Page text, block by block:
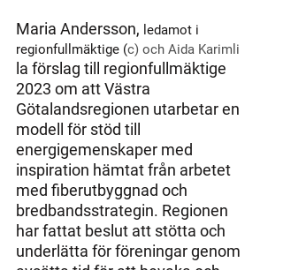
Maria Andersson, ledamot i
regionfullmäktige (c) och Aida Karimli
la förslag till regionfullmäktige
2023 om att Västra
Götalandsregionen utarbetar en
modell för stöd till
energigemenskaper med
inspiration hämtat från arbetet
med fiberutbyggnad och
bredbandsstrategin. Regionen
har fattat beslut att stötta och
underlätta för föreningar genom